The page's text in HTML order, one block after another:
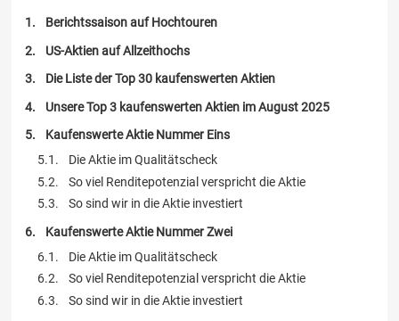
Berichtssaison auf Hochtouren
US-Aktien auf Allzeithochs
Die Liste der Top 30 kaufenswerten Aktien
Unsere Top 3 kaufenswerten Aktien im August 2025
Kaufenswerte Aktie Nummer Eins
Die Aktie im Qualitätscheck
So viel Renditepotenzial verspricht die Aktie
So sind wir in die Aktie investiert
Kaufenswerte Aktie Nummer Zwei
Die Aktie im Qualitätscheck
So viel Renditepotenzial verspricht die Aktie
So sind wir in die Aktie investiert